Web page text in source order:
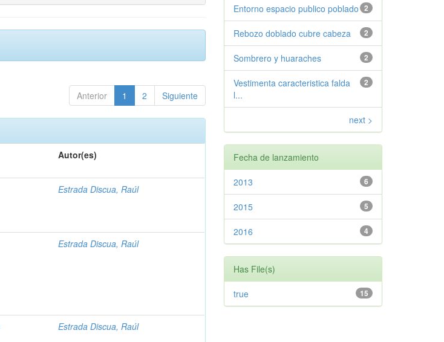
Anterior 1 2 Siguiente
Autor(es)
Estrada Discua, Raúl
Estrada Discua, Raúl
Estrada Discua, Raúl
2
Entorno espacio publico poblado
2
Rebozo doblado cubre cabeza
2
Sombrero y huaraches
2
Vestimenta caracteristica falda
l...
next >
Fecha de lanzamiento
6
2013
5
2015
4
2016
Has File(s)
15
true